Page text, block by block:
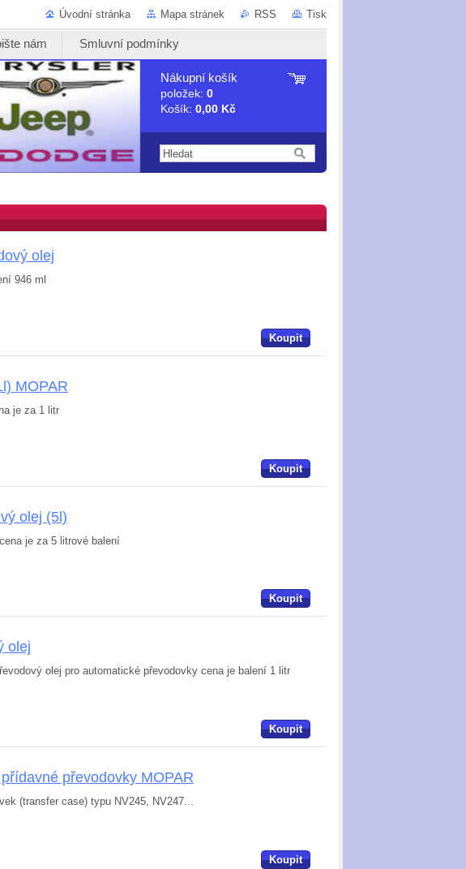
Úvodní stránka Mapa stránek RSS Tisk
nám Smluvní podmínky
Nákupní košík
položek: 0
Košík: 0,00 Kč
olej
946 ml
Koupit
MOPAR
je za 1 litr
Koupit
olej (5l)
je za 5 litrové balení
Koupit
olej
olej pro automatické převodovky cena je balení 1 litr
Koupit
převodovky MOPAR
(transfer case) typu NV245, NV247...
Koupit